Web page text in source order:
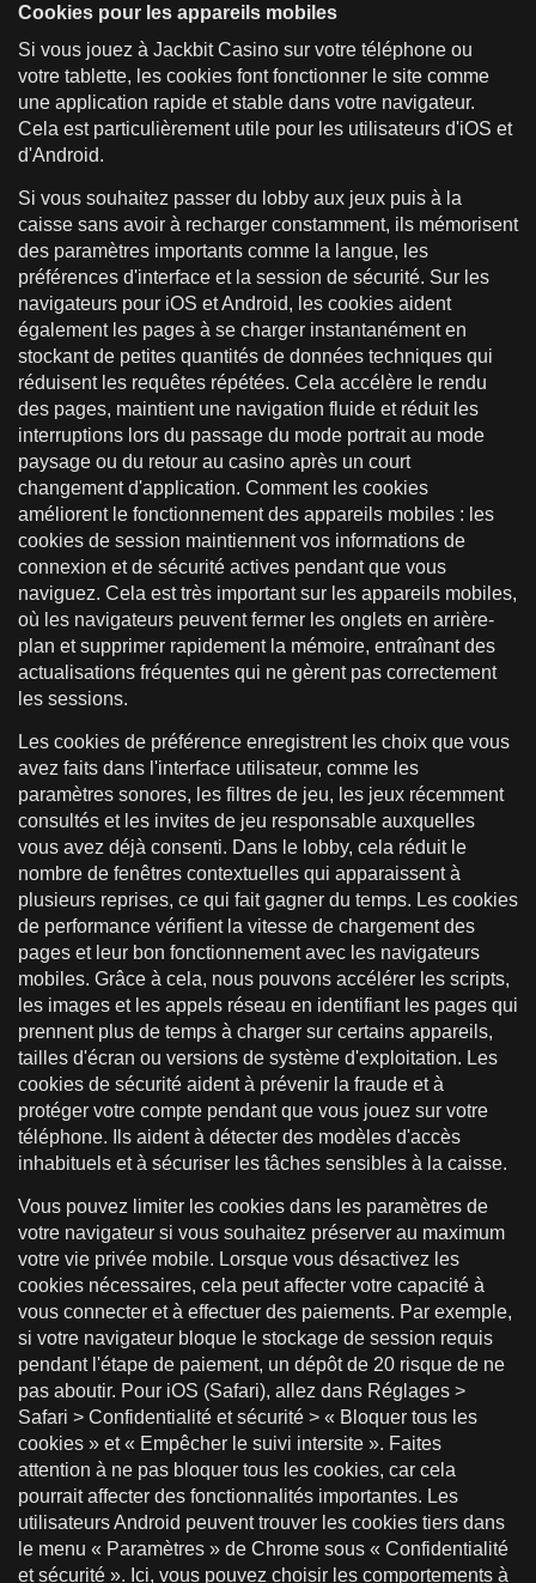
Cookies pour les appareils mobiles
Si vous jouez à Jackbit Casino sur votre téléphone ou
votre tablette, les cookies font fonctionner le site comme
une application rapide et stable dans votre navigateur.
Cela est particulièrement utile pour les utilisateurs d'iOS et
d'Android.
Si vous souhaitez passer du lobby aux jeux puis à la
caisse sans avoir à recharger constamment, ils mémorisent
des paramètres importants comme la langue, les
préférences d'interface et la session de sécurité. Sur les
navigateurs pour iOS et Android, les cookies aident
également les pages à se charger instantanément en
stockant de petites quantités de données techniques qui
réduisent les requêtes répétées. Cela accélère le rendu
des pages, maintient une navigation fluide et réduit les
interruptions lors du passage du mode portrait au mode
paysage ou du retour au casino après un court
changement d'application. Comment les cookies
améliorent le fonctionnement des appareils mobiles : les
cookies de session maintiennent vos informations de
connexion et de sécurité actives pendant que vous
naviguez. Cela est très important sur les appareils mobiles,
où les navigateurs peuvent fermer les onglets en arrière-
plan et supprimer rapidement la mémoire, entraînant des
actualisations fréquentes qui ne gèrent pas correctement
les sessions.
Les cookies de préférence enregistrent les choix que vous
avez faits dans l'interface utilisateur, comme les
paramètres sonores, les filtres de jeu, les jeux récemment
consultés et les invites de jeu responsable auxquelles
vous avez déjà consenti. Dans le lobby, cela réduit le
nombre de fenêtres contextuelles qui apparaissent à
plusieurs reprises, ce qui fait gagner du temps. Les cookies
de performance vérifient la vitesse de chargement des
pages et leur bon fonctionnement avec les navigateurs
mobiles. Grâce à cela, nous pouvons accélérer les scripts,
les images et les appels réseau en identifiant les pages qui
prennent plus de temps à charger sur certains appareils,
tailles d'écran ou versions de système d'exploitation. Les
cookies de sécurité aident à prévenir la fraude et à
protéger votre compte pendant que vous jouez sur votre
téléphone. Ils aident à détecter des modèles d'accès
inhabituels et à sécuriser les tâches sensibles à la caisse.
Vous pouvez limiter les cookies dans les paramètres de
votre navigateur si vous souhaitez préserver au maximum
votre vie privée mobile. Lorsque vous désactivez les
cookies nécessaires, cela peut affecter votre capacité à
vous connecter et à effectuer des paiements. Par exemple,
si votre navigateur bloque le stockage de session requis
pendant l'étape de paiement, un dépôt de 20 risque de ne
pas aboutir. Pour iOS (Safari), allez dans Réglages >
Safari > Confidentialité et sécurité > « Bloquer tous les
cookies » et « Empêcher le suivi intersite ». Faites
attention à ne pas bloquer tous les cookies, car cela
pourrait affecter des fonctionnalités importantes. Les
utilisateurs Android peuvent trouver les cookies tiers dans
le menu « Paramètres » de Chrome sous « Confidentialité
et sécurité ». Ici, vous pouvez choisir les comportements à